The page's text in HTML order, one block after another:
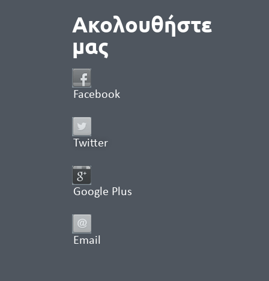
Ακολουθήστε
μας
Facebook
Twitter
Google Plus
Email